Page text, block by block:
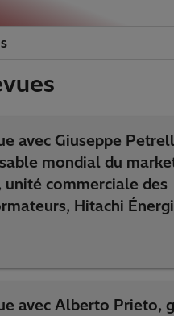
avec Giuseppe
mondial du
unité commerciale des
Hitachi
avec Alberto Prieto,